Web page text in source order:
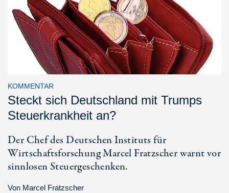
KOMMENTAR
Steckt sich Deutschland mit Trumps
Steuerkrankheit an?
Der Chef des Deutschen Instituts für
Wirtschaftsforschung Marcel Fratzscher warnt vor
sinnlosen Steuergeschenken.
Von Marcel Fratzscher